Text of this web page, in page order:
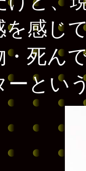
を感じ
死ん
ーとい